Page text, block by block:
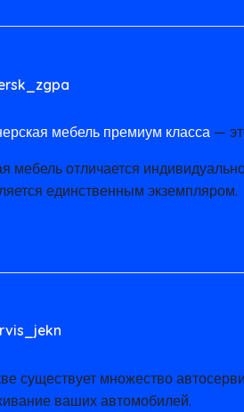
мебель премиум класса —
мебель отличается
единственным экземпляром.
существует множество
ваших автомобилей.